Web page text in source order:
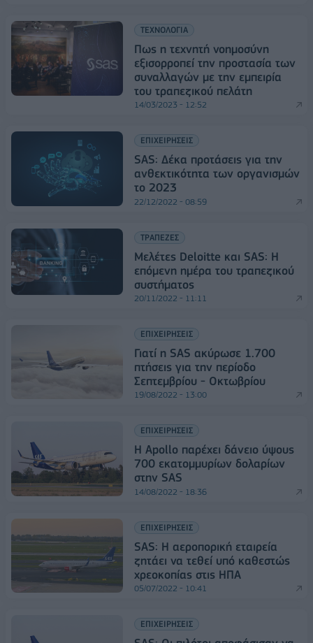
ΤΕΧΝΟΛΟΓΙΑ
Πως η τεχνητή νοημοσύνη
εξισορροπεί την προστασία των
συναλλαγών με την εμπειρία
του τραπεζικού πελάτη
14/03/2023 - 12:52
ΕΠΙΧΕΙΡΗΣΕΙΣ
SAS: Δέκα προτάσεις για την
ανθεκτικότητα των οργανισμών
το 2023
22/12/2022 - 08:59
ΤΡΑΠΕΖΕΣ
Mελέτες Deloitte και SAS: Η
επόμενη ημέρα του τραπεζικού
συστήματος
20/11/2022 - 11:11
ΕΠΙΧΕΙΡΗΣΕΙΣ
Γιατί η SAS ακύρωσε 1.700
πτήσεις για την περίοδο
Σεπτεμβρίου - Οκτωβρίου
19/08/2022 - 13:00
ΕΠΙΧΕΙΡΗΣΕΙΣ
Η Apollo παρέχει δάνειο ύψους
700 εκατομμυρίων δολαρίων
στην SAS
14/08/2022 - 18:36
ΕΠΙΧΕΙΡΗΣΕΙΣ
SAS: Η αεροπορική εταιρεία
ζητάει να τεθεί υπό καθεστώς
χρεοκοπίας στις ΗΠΑ
05/07/2022 - 10:41
ΕΠΙΧΕΙΡΗΣΕΙΣ